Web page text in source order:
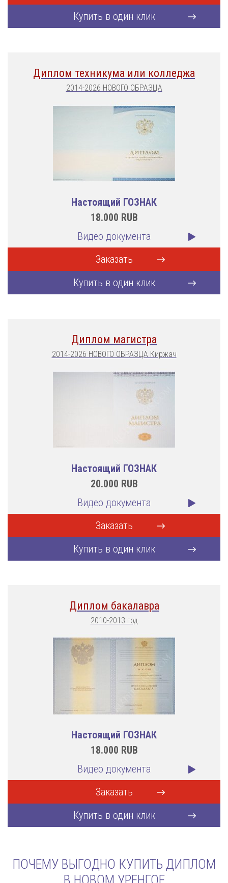
Купить в один клик
Диплом техникума или колледжа
2014-2026 НОВОГО ОБРАЗЦА
Настоящий ГОЗНАК
18.000 RUB
Видео документа
Заказать
Купить в один клик
Диплом магистра
2014-2026 НОВОГО ОБРАЗЦА Киржач
Настоящий ГОЗНАК
20.000 RUB
Видео документа
Заказать
Купить в один клик
Диплом бакалавра
2010-2013 год
Настоящий ГОЗНАК
18.000 RUB
Видео документа
Заказать
Купить в один клик
ПОЧЕМУ ВЫГОДНО КУПИТЬ ДИПЛОМ
В НОВОМ УРЕНГОЕ